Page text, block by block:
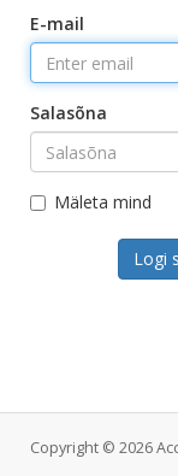
E-mail
Salasõna
Mäleta mind
Copyright © 2026